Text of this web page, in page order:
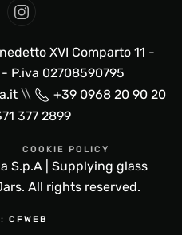
XVI Comparto 11 -
P.iva 02708590795
\\
+39 0968 20 90 20
377 2899
COOKIE POLICY
S.p.A | Supplying glass
All rights reserved.
CFWEB